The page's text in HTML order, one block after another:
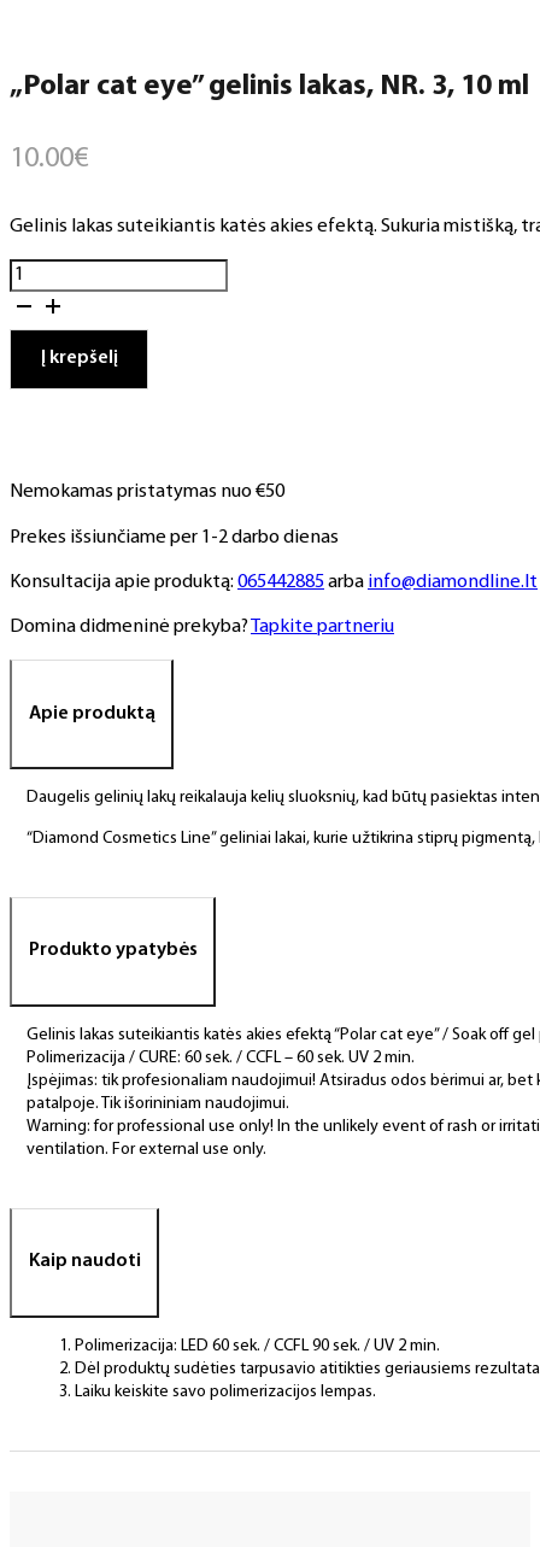
„Polar cat eye” gelinis lakas, NR. 3, 10 ml
10.00€
Gelinis lakas suteikiantis katės akies efektą. Sukuria mistišką,
produkto
kiekis:
eye"
10
Į krepšelį
Nemokamas pristatymas nuo €50
Prekes išsiunčiame per 1-2 darbo dienas
Konsultacija apie produktą: 065442885arba info@diamondline.lt
Domina didmeninė prekyba? Tapkite partneriu
Apie produktą
Daugelis gelinių lakų reikalauja kelių sluoksnių, kad būtų pasiektas
“Diamond Cosmetics Line” geliniai lakai, kurie užtikrina stiprų
Produkto ypatybės
Gelinis lakas suteikiantis katės akies efektą “Polar cat eye” / Soak off
Polimerizacija / CURE: 60 sek. / CCFL – 60 sek. UV 2 min.
Įspėjimas: tik profesionaliam naudojimui! Atsiradus odos bėrimui ar,
patalpoje. Tik išorininiam naudojimui.
Warning: for professional use only! In the unlikely event of rash or
ventilation. For external use only.
Kaip naudoti
Polimerizacija: LED 60 sek. / CCFL 90 sek. / UV 2 min.
Dėl produktų sudėties tarpusavio atitikties geriausiems
Laiku keiskite savo polimerizacijos lempas.